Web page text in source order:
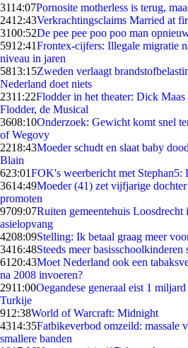
3114:07Pornosite motherless is terug,
2412:43Verkrachtingsclaims Married at
3100:52De pee pee poo poo man
5912:41Frontex-cijfers: Illegale migratie
niveau in jaren
5813:15Zweden verlaagt
Nederland doet niets
2311:22Flodder in het theater: Dick
Flodder, de Musical
3608:10Onderzoek: Gewicht komt snel
of Wegovy
2218:43Moeder schudt en slaat baby
Blain
623:01FOK's weerbericht met Stephan5:
3614:49Moeder (41) zet vijfjarige
promoten
9709:07Ruiten gemeentehuis
asielopvang
4208:09Stelling: Ik betaal graag meer
3416:48Steeds meer
61 20:43Moet Nederland ook een
na 2008 invoeren?
2911:00Oegandese generaal eist 1
Turkije
912:38World of Warcraft: Midnight
4314:35Fatbikeverbod omzeild: massale
smallere banden